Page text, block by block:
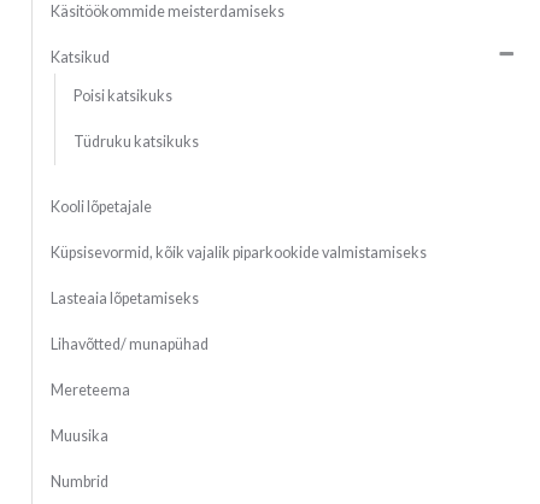
Käsitöökommide meisterdamiseks
Katsikud
Poisi katsikuks
Tüdruku katsikuks
Kooli lõpetajale
Küpsisevormid, kõik vajalik piparkookide valmistamiseks
Lasteaia lõpetamiseks
Lihavõtted/ munapühad
Mereteema
Muusika
Numbrid